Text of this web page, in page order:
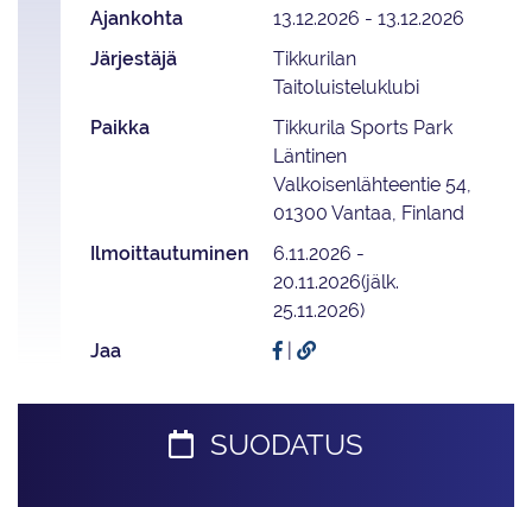
Ajankohta
13.12.2026 - 13.12.2026
Järjestäjä
Tikkurilan
Taitoluisteluklubi
Paikka
Tikkurila Sports Park
Läntinen
Valkoisenlähteentie 54,
01300 Vantaa, Finland
Ilmoittautuminen
6.11.2026 -
20.11.2026(jälk.
25.11.2026)
Jaa
SUODATUS